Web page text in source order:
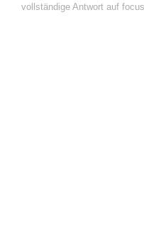
vollständige Antwort auf